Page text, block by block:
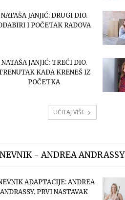
NATAŠA JANJIĆ: DRUGI DIO.
I POČETAK RADOVA
NATAŠA JANJIĆ: TREĆI DIO.
KADA KRENEŠ IZ
POČETKA
UČITAJ VIŠE
- ANDREA ANDRASSY
ADAPTACIJE: ANDREA
ANDRASSY. PRVI NASTAVAK